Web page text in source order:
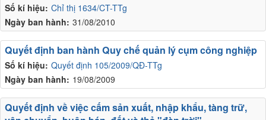
Số kí hiệu: Chỉ thị 1634/CT-TTg
Ngày ban hành: 31/08/2010
Số kí hiệu: Quyết định 105/2009/QĐ-TTg
Ngày ban hành: 19/08/2009
Quyết định ban hành Quy chế quản lý cụm công nghiệp
Quyết định về việc cấm sản xuất, nhập khẩu, tàng trữ,